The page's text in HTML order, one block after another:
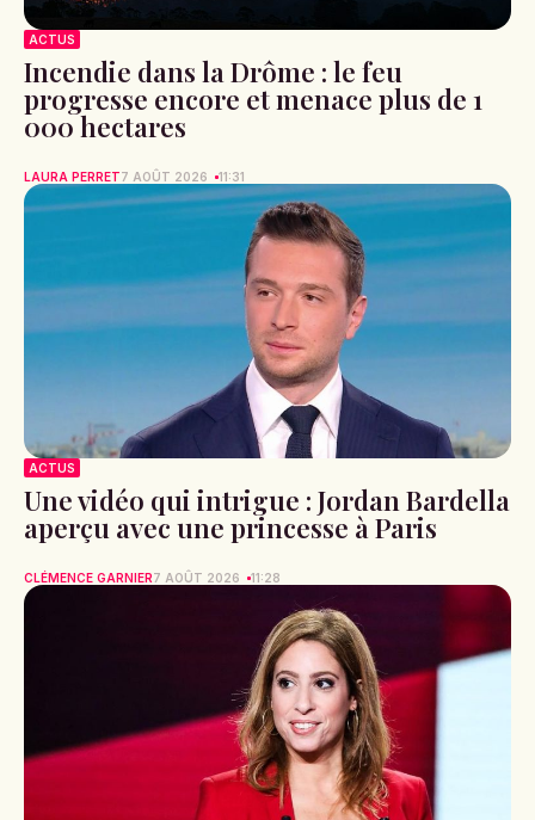
ACTUS
Incendie dans la Drôme : le feu
progresse encore et menace plus de 1
000 hectares
LAURA PERRET7 AOÛT 2026 11:31
ACTUS
Une vidéo qui intrigue : Jordan Bardella
aperçu avec une princesse à Paris
CLÉMENCE GARNIER7 AOÛT 2026 11:28